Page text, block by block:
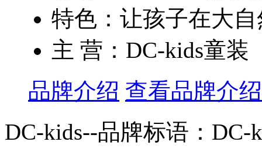
特色：让孩子在大
主 营：DC-kids童装
品牌介绍 查看品牌介绍
DC-kids--品牌标语： DC-